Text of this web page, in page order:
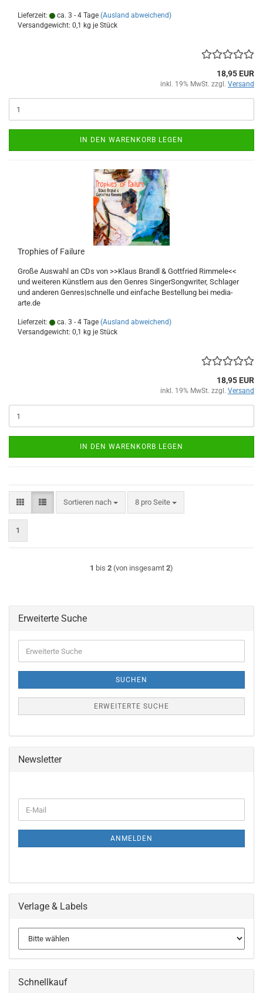
Lieferzeit: ca. 3 - 4 Tage (Ausland abweichend)
Versandgewicht: 0,1 kg je Stück
18,95 EUR
inkl. 19% MwSt. zzgl. Versand
IN DEN WARENKORB LEGEN
Tro­phies of Failu­re
Große Aus­wahl an CDs von >>Klaus Brandl & Gott­fried Rim­me­le<<
und wei­te­ren Künst­lern aus den Gen­res Sin­ger­Song­wri­ter, Schla­ger
und an­de­ren Gen­res|schnel­le und ein­fa­che Be­stel­lung bei media-​
arte.de
Lieferzeit: ca. 3 - 4 Tage (Ausland abweichend)
Versandgewicht: 0,1 kg je Stück
18,95 EUR
inkl. 19% MwSt. zzgl. Versand
IN DEN WARENKORB LEGEN
Sortieren nach
Sortieren nach 8 pro Seite
pro Seite
1
1 bis 2 (von insgesamt 2)
Erweiterte Suche
Suche
SUCHEN
ERWEITERTE SUCHE
Newsletter
ZUR
E-
Mail
ANMELDEN
Verlage & Labels
Schnellkauf